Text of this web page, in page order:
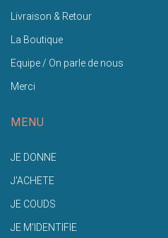
Livraison & Retour
La Boutique
Equipe / On parle de nous
Merci
MENU
JE DONNE
J'ACHETE
JE COUDS
JE M'IDENTIFIE